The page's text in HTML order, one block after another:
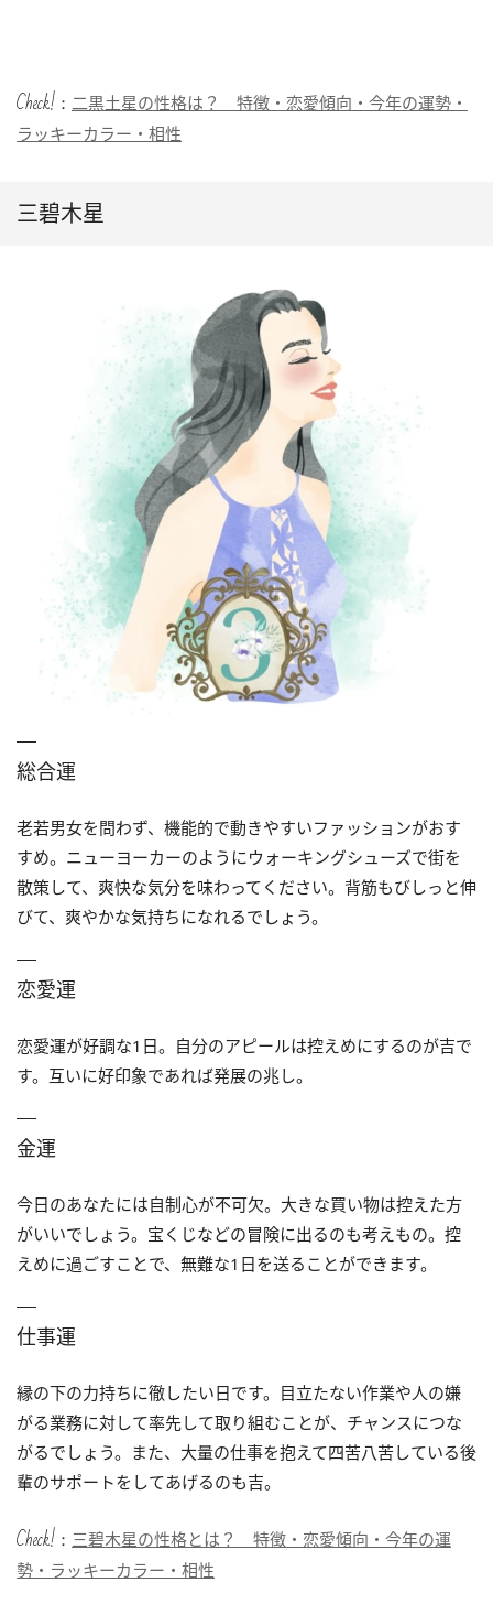
Check!： 二黒土星の性格は？ 特徴・恋愛傾向・今年の運勢・
ラッキーカラー・相性
三碧木星
総合運
老若男女を問わず、機能的で動きやすいファッションがおす
すめ。ニューヨーカーのようにウォーキングシューズで街を
散策して、爽快な気分を味わってください。背筋もびしっと伸
びて、爽やかな気持ちになれるでしょう。
恋愛運
恋愛運が好調な1日。自分のアピールは控えめにするのが吉で
す。互いに好印象であれば発展の兆し。
金運
今日のあなたには自制心が不可欠。大きな買い物は控えた方
がいいでしょう。宝くじなどの冒険に出るのも考えもの。控
えめに過ごすことで、無難な1日を送ることができます。
仕事運
縁の下の力持ちに徹したい日です。目立たない作業や人の嫌
がる業務に対して率先して取り組むことが、チャンスにつな
がるでしょう。また、大量の仕事を抱えて四苦八苦している後
輩のサポートをしてあげるのも吉。
Check!： 三碧木星の性格とは？ 特徴・恋愛傾向・今年の運
勢・ラッキーカラー・相性